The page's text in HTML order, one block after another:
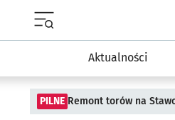
Aktualności
PILNE Remont torów na